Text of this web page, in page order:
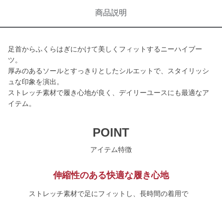
商品説明
足首からふくらはぎにかけて美しくフィットするニーハイブー
ツ。
厚みのあるソールとすっきりとしたシルエットで、スタイリッシ
ュな印象を演出。
ストレッチ素材で履き心地が良く、デイリーユースにも最適なア
イテム。
POINT
アイテム特徴
伸縮性のある快適な履き心地
ストレッチ素材で足にフィットし、長時間の着用で